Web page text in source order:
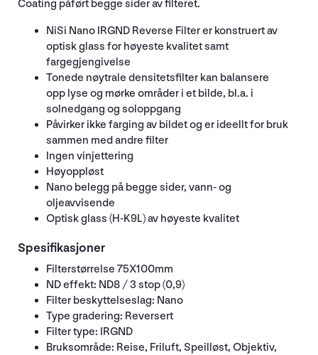
Coating påført begge sider av filteret.
NiSi Nano IRGND Reverse Filter er konstruert av
optisk glass for høyeste kvalitet samt
fargegjengivelse
Tonede nøytrale densitetsfilter kan balansere
opp lyse og mørke områder i et bilde, bl.a. i
solnedgang og soloppgang
Påvirker ikke farging av bildet og er ideellt for bruk
sammen med andre filter
Ingen vinjettering
Høyoppløst
Nano belegg på begge sider, vann- og
oljeavvisende
Optisk glass (H-K9L) av høyeste kvalitet
Spesifikasjoner
Filterstørrelse 75X100mm
ND effekt: ND8 / 3 stop (0,9)
Filter beskyttelseslag: Nano
Type gradering: Reversert
Filter type: IRGND
Bruksområde: Reise, Friluft, Speilløst, Objektiv,